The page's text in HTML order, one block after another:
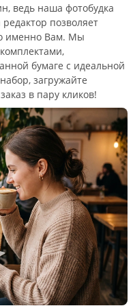
ведь наша фотобудка
позволяет
именно Вам. Мы
бумаге с идеальной
загружайте
в пару кликов!